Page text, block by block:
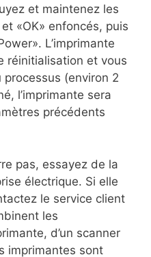
et maintenez les
«OK» enfoncés, puis
L’imprimante
réinitialisation et vous
(environ 2
l’imprimante sera
précédents
pas, essayez de la
électrique. Si elle
le service client
les
d’un scanner
imprimantes sont